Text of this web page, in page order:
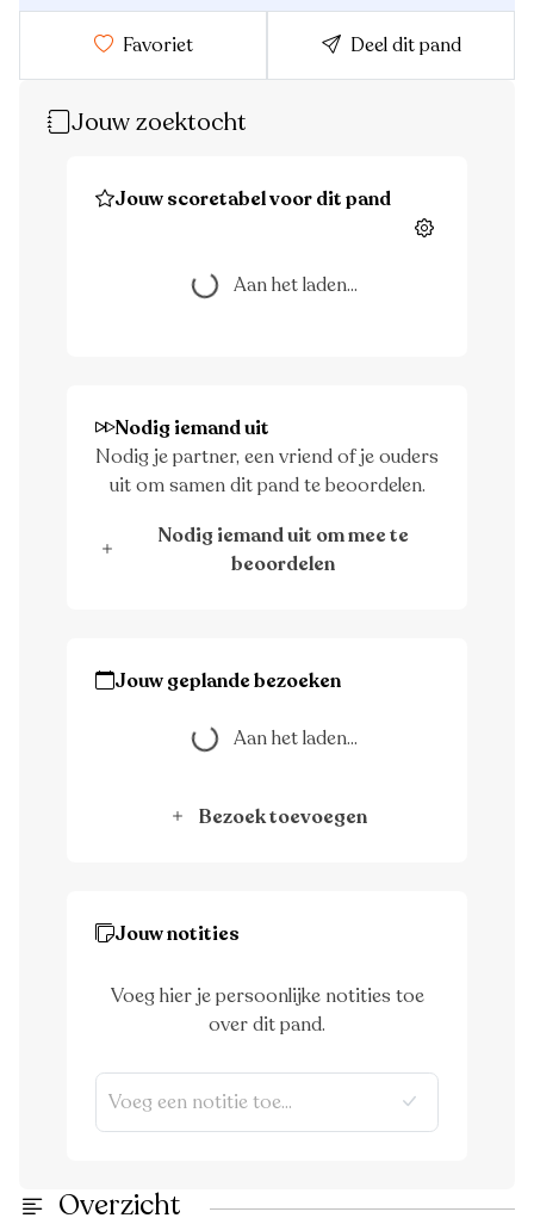
Favoriet Deel dit pand
Jouw zoektocht
Jouw scoretabel voor dit pand
Instellingen
Aan het laden...
Aan het laden...
Nodig iemand uit
Nodig je partner, een vriend of je ouders
uit om samen dit pand te beoordelen.
Nodig iemand uit om mee te
beoordelen
Jouw geplande bezoeken
Aan het laden...
Aan het laden...
Bezoek toevoegen
Jouw notities
Voeg hier je persoonlijke notities toe
over dit pand.
Overzicht